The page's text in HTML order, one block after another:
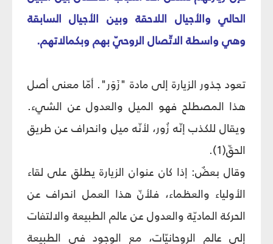
الحالي والأجيال اللاحقة وبين الأجيال السابقة
وهي واسطة الاتّصال الروحيّ بهم وبكمالاتهم.
تعود جذور الزيارة إلى مادة "زَوَر". أمّا معنى أصل
هذا المصطلح فهو الميل والعدول عن الشيء.
ويقال للكذب إنّه زُور، لأنّه ميل وانحراف عن طريق
الحقّ(1).
وقال بعضٌ: إذا كان عنوان الزيارة يطلق على لقاء
الأولياء والعظماء، فلأنّ هذا العمل انحراف عن
الحركة الماديّة والعدول عن عالم الطبيعة والالتفات
إلى عالم الروحانيّات، مع الوجود في الطبيعة